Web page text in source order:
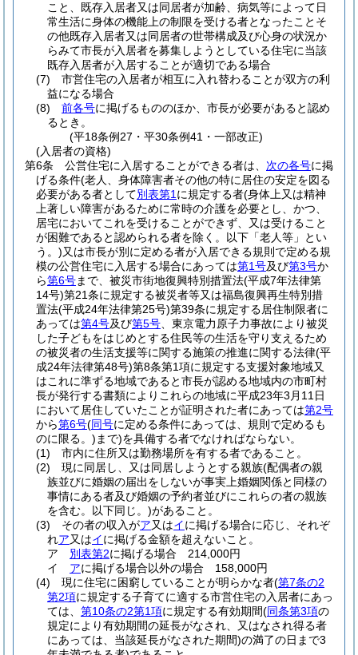
こと、既存入居者又は同居者が加齢、病気等によって日
常生活に身体の機能上の制限を受ける者となったことそ
の他既存入居者又は同居者の世帯構成及び心身の状況か
らみて市長が入居者を募集しようとしている住宅に当該
既存入居者が入居することが適切である場合
(7)
市営住宅の入居者が相互に入れ替わることが双方の利
益になる場合
(8)
前各号に掲げるもののほか、市長が必要があると認め
るとき。
(平18条例27・平30条例41・一部改正)
(入居者の資格)
第6条
公営住宅に入居することができる者は、 次の各号に掲
げる条件(老人、身体障害者その他の特に居住の安定を図る
必要がある者として別表第1 に規定する者(身体上又は精神
上著しい障害があるために常時の介護を必要とし、かつ、
居宅においてこれを受けることができず、又は受けること
が困難であると認められる者を除く。以下「老人等」とい
う。)又は市長が別に定める者が入居できる規則で定める規
模の公営住宅に入居する場合にあっては第1号及び第3号か
ら第6号まで、被災市街地復興特別措置法(平成7年法律第
14号)第21条に規定する被災者等又は福島復興再生特別措
置法(平成24年法律第25号)第39条に規定する居住制限者に
あっては第4号及び第5号 、東京電力原子力事故により被災
した子どもをはじめとする住民等の生活を守り支えるため
の被災者の生活支援等に関する施策の推進に関する法律(平
成24年法律第48号)第8条第1項に規定する支援対象地域又
はこれに準ずる地域であると市長が認める地域内の市町村
長が発行する書類によりこれらの地域に平成23年3月11日
において居住していたことが証明された者にあっては第2号
から第6号(同号に定める条件にあっては、規則で定めるも
のに限る。) まで)を具備する者でなければならない。
(1)
市内に住所又は勤務場所を有する者であること。
(2)
現に同居し、又は同居しようとする親族(配偶者の親
族並びに婚姻の届出をしないが事実上婚姻関係と同様の
事情にある者及び婚姻の予約者並びにこれらの者の親族
を含む。以下同じ。)があること。
(3)
その者の収入がア又はイに掲げる場合に応じ、それぞ
れア又はイに掲げる金額を超えないこと。
ア
別表第2に掲げる場合 214,000円
イ
アに掲げる場合以外の場合 158,000円
(4)
現に住宅に困窮していることが明らかな者(第7条の2
第2項に規定する子育てに適する市営住宅の入居者にあっ
ては、 第10条の2第1項に規定する有効期間(同条第3項の
規定により有効期間の延長がなされ、又はなされ得る者
にあっては、当該延長がなされた期間)の満了の日まで3